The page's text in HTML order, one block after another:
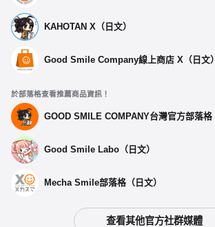
KAHOTAN X（日文）
Good Smile Company線上商店 X（日文）
於部落格查看推薦商品資訊！
GOOD SMILE COMPANY台灣官方部落格
Good Smile Labo（日文）
Mecha Smile部落格（日文）
查看其他官方社群媒體